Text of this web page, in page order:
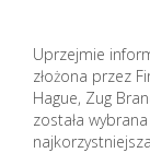
Uprzejmie
złożona przez
Hague, Zug
została